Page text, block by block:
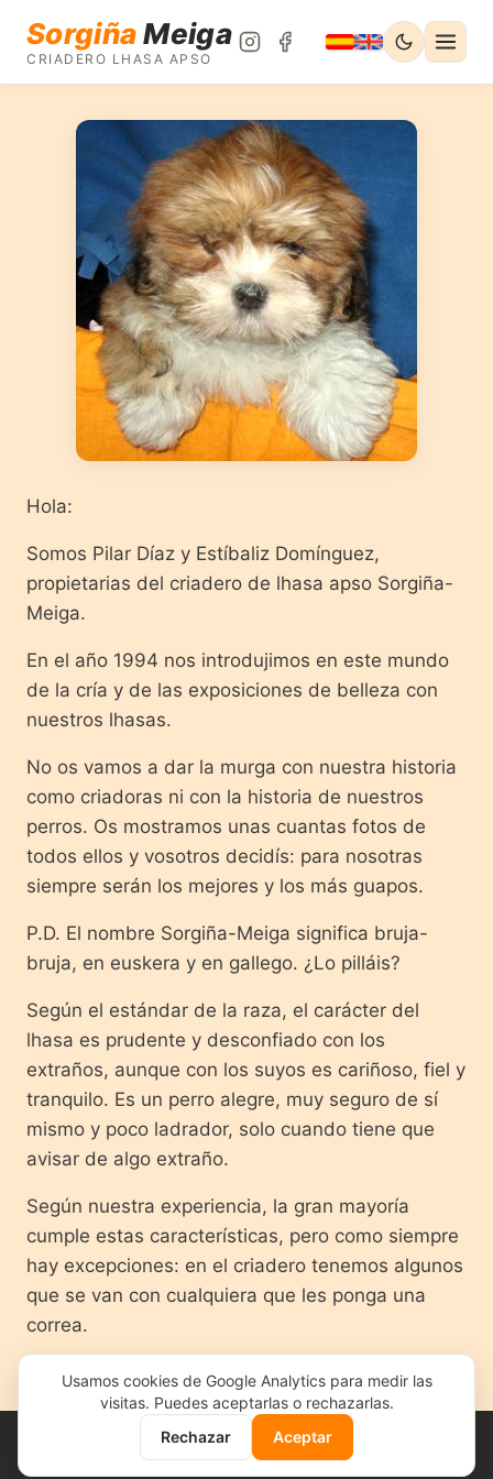
SorgiñaMeiga
CRIADERO LHASA APSO
Hola:
Somos Pilar Díaz y Estíbaliz Domínguez,
propietarias del criadero de lhasa apso Sorgiña-
Meiga.
En el año 1994 nos introdujimos en este mundo
de la cría y de las exposiciones de belleza con
nuestros lhasas.
No os vamos a dar la murga con nuestra historia
como criadoras ni con la historia de nuestros
perros. Os mostramos unas cuantas fotos de
todos ellos y vosotros decidís: para nosotras
siempre serán los mejores y los más guapos.
P.D. El nombre Sorgiña-Meiga significa bruja-
bruja, en euskera y en gallego. ¿Lo pilláis?
Según el estándar de la raza, el carácter del
lhasa es prudente y desconfiado con los
extraños, aunque con los suyos es cariñoso, fiel y
tranquilo. Es un perro alegre, muy seguro de sí
mismo y poco ladrador, solo cuando tiene que
avisar de algo extraño.
Según nuestra experiencia, la gran mayoría
cumple estas características, pero como siempre
hay excepciones: en el criadero tenemos algunos
que se van con cualquiera que les ponga una
correa.
La web ha recibido455794visitas desde noviembre de 2013
Web desarrollada por Rural Code Labs
Usamos cookies de Google Analytics para medir las
visitas. Puedes aceptarlas o rechazarlas.
Rechazar
Aceptar